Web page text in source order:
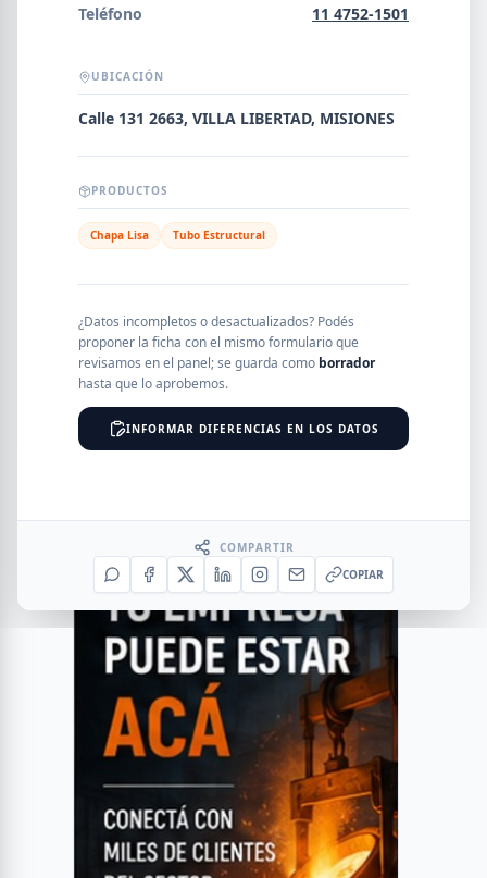
NOMBRE
PROVINCIA
Teléfono 11 4752-1501
UBICACIÓN
Calle 131 2663, VILLA LIBERTAD, MISIONES
PRODUCTOS
Chapa Lisa Tubo Estructural
¿Datos incompletos o desactualizados? Podés
proponer la ficha con el mismo formulario que
revisamos en el panel; se guarda como borrador
hasta que lo aprobemos.
INFORMAR DIFERENCIAS EN LOS DATOS
COMPARTIR
COPIAR